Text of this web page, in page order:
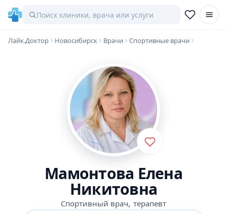
Лайк.Доктор Новосибирск Врачи Спортивные врачи
Мамонтова Елена
Никитовна
Спортивный врач, терапевт